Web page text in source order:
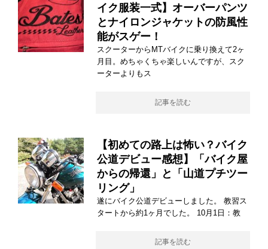
イク服装一式】オーバーパンツ
とナイロンジャケットの防風性
能がスゲー！
スクーターからMTバイクに乗り換えて2ヶ
月目。めちゃくちゃ楽しいんですが、スク
ーターよりもス
記事を読む
【初めての路上は怖い？バイク
公道デビュー感想】「バイク屋
からの帰還」と「山道プチツー
リング」
遂にバイク公道デビューしました。 教習ス
タートから約1ヶ月でした。 10月1日：教
記事を読む